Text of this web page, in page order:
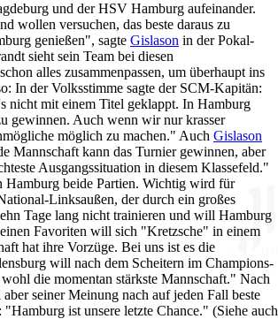
und der HSV Hamburg aufeinander.
wollen versuchen, das beste daraus zu
genießen", sagte Gislason in der Pokal-
sieht sein Team bei diesen
alles zusammenpassen, um überhaupt ins
In der Volksstimme sagte der SCM-Kapitän:
nicht mit einem Titel geklappt. In Hamburg
gewinnen. Auch wenn wir nur krasser
möglich zu machen." Auch Gislason
Mannschaft kann das Turnier gewinnen, aber
Ausgangssituation in diesem Klassefeld."
Hamburg beide Partien. Wichtig wird für
Linksaußen, der durch ein großes
Tage lang nicht trainieren und will Hamburg
Favoriten will sich "Kretzsche" in einem
hat ihre Vorzüge. Bei uns ist es die
will nach dem Scheitern im Champions-
die momentan stärkste Mannschaft." Nach
seiner Meinung nach auf jeden Fall beste
ist unsere letzte Chance." (Siehe auch